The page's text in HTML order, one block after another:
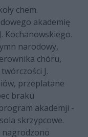
chem.
akademię
Kochanowskiego.
narodowy,
chóru,
J.
przeplatane
braku
akademji -
skrzypcowe.
nagrodzono